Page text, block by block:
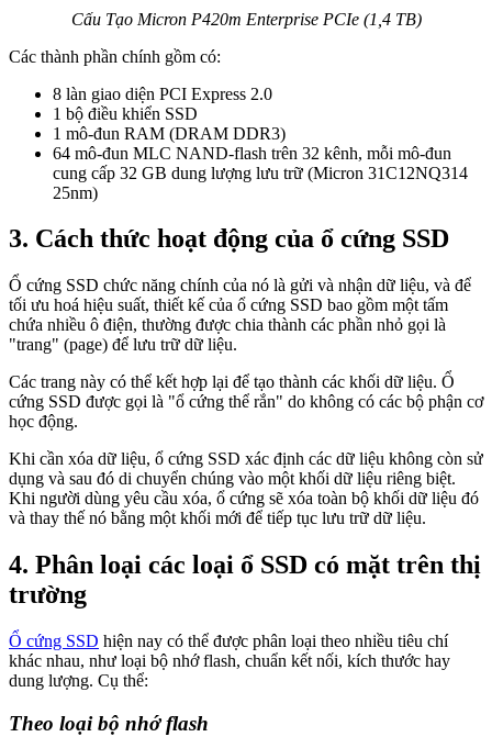
Cấu Tạo Micron P420m Enterprise PCIe (1,4 TB)
Các thành phần chính gồm có:
8 làn giao diện PCI Express 2.0
1 bộ điều khiển SSD
1 mô-đun RAM (DRAM DDR3)
64 mô-đun MLC NAND-flash trên 32 kênh, mỗi mô-đun
cung cấp 32 GB dung lượng lưu trữ (Micron 31C12NQ314
25nm)
3. Cách thức hoạt động của ổ cứng SSD
Ổ cứng SSD chức năng chính của nó là gửi và nhận dữ liệu, và để
tối ưu hoá hiệu suất, thiết kế của ổ cứng SSD bao gồm một tấm
chứa nhiều ô điện, thường được chia thành các phần nhỏ gọi là
"trang" (page) để lưu trữ dữ liệu.
Các trang này có thể kết hợp lại để tạo thành các khối dữ liệu. Ổ
cứng SSD được gọi là "ổ cứng thể rắn" do không có các bộ phận cơ
học động.
Khi cần xóa dữ liệu, ổ cứng SSD xác định các dữ liệu không còn sử
dụng và sau đó di chuyển chúng vào một khối dữ liệu riêng biệt.
Khi người dùng yêu cầu xóa, ổ cứng sẽ xóa toàn bộ khối dữ liệu đó
và thay thế nó bằng một khối mới để tiếp tục lưu trữ dữ liệu.
4. Phân loại các loại ổ SSD có mặt trên thị
trường
Ổ cứng SSD hiện nay có thể được phân loại theo nhiều tiêu chí
khác nhau, như loại bộ nhớ flash, chuẩn kết nối, kích thước hay
dung lượng. Cụ thể:
Theo loại bộ nhớ flash